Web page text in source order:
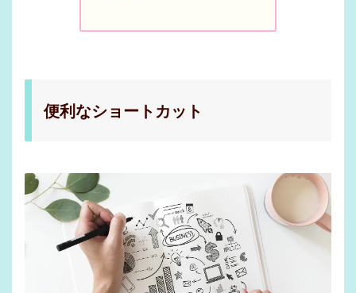
便利なショートカット